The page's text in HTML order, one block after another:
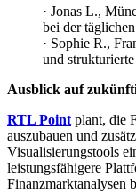
· Jonas L.,
bei der
· Sophie R.,
und
Ausblick auf
RTL Point plant, die
auszubauen und
Visualisierungstools
leistungsfähigere
Finanzmarktanalysen